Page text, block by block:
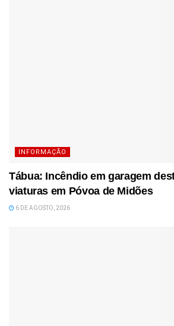
INFORMAÇÃO
Tábua: Incêndio em garagem
viaturas em Póvoa de Midões
6 DE AGOSTO, 2026